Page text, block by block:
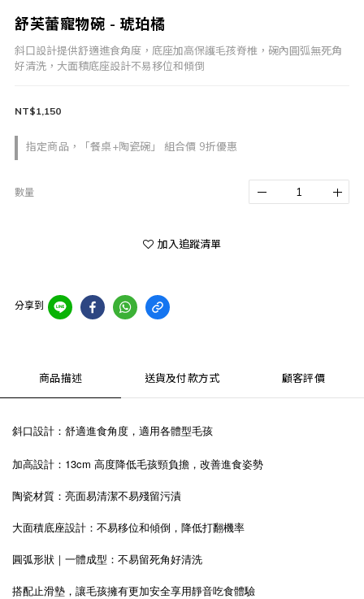
舒芙蕾寵物碗 - 琥珀橘
斜口設計提供舒適進食角度，底座加高保護毛孩脊椎，碗內圓弧無死角
好清洗，大面積底座設計不易移位和傾倒
指定商品，「餐桌+陶瓷碗」 組合價 9折優惠
NT$1,150
數量
加入追蹤清單
分享到
商品描述 送貨及付款方式 顧客評價
斜口設計：舒適進食角度，適用各體型毛孩
加高設計：13cm 高度降低毛孩頸負擔，改善進食姿勢
陶瓷材質：亮面易清潔不易殘留污漬
大面積底座設計：不易移位和傾倒，降低打翻機率
圓弧形狀｜一體成型：不易留死角好清洗
搭配止滑墊，讓毛孩擁有更加安全享用靜音吃食體驗